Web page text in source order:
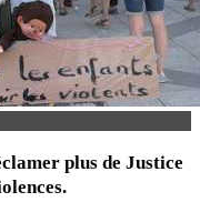
plus de Justice